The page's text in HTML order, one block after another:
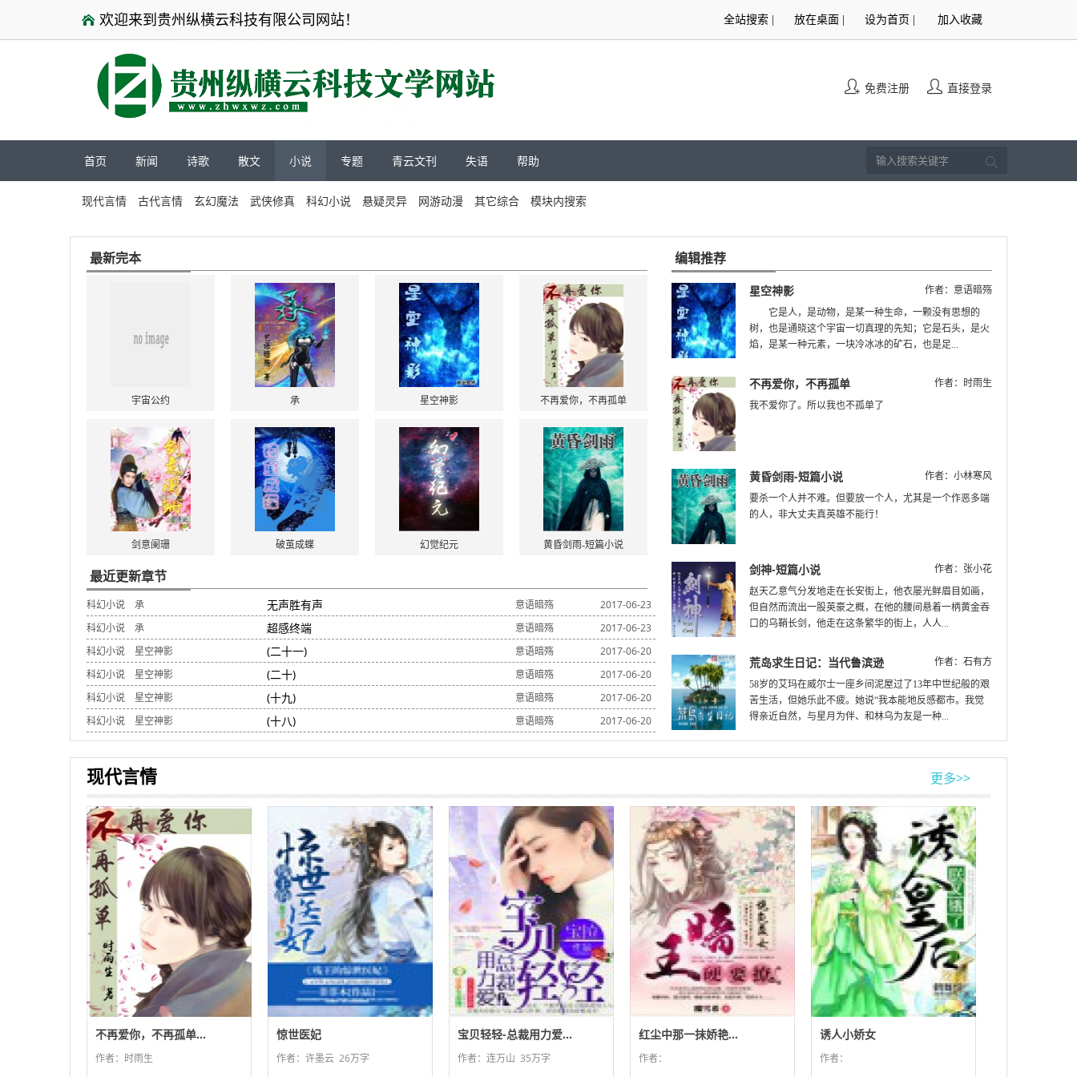
欢迎来到贵州纵横云科技有限公司网站！ 加入收藏
设为首页
放在桌面
全站搜索|
免费注册 直接登录
首页 新闻 诗歌 散文 小说 专题 青云文刊 失语 帮助
现代言情 古代言情 玄幻魔法 武侠修真 科幻小说 悬疑灵异 网游动漫 其它综合 模块内搜索
最新完本
宇宙公约 承 星空神影 不再爱你，不再孤单
剑意阑珊 破茧成蝶 幻觉纪元 黄昏剑雨-短篇小说
最近更新章节
科幻小说 承 无声胜有声 意语暗殇
2017-06-23
科幻小说
承 超感终端 意语暗殇
2017-06-23
科幻小说
星空神影 (二十一) 意语暗殇
2017-06-20
科幻小说
星空神影 (二十) 意语暗殇
2017-06-20
科幻小说
星空神影 (十九) 意语暗殇
2017-06-20
科幻小说
星空神影 (十八) 意语暗殇 2017-06-20
编辑推荐
星空神影 作者：意语暗殇
它是人，是动物，是某一种生命，一颗没有思想的
树，也是通晓这个宇宙一切真理的先知；它是石头，是火
焰，是某一种元素，一块冷冰冰的矿石，也是足...
不再爱你，不再孤单 作者：时雨生
我不爱你了。所以我也不孤单了
黄昏剑雨-短篇小说 作者：小林寒风
要杀一个人并不难。但要放一个人，尤其是一个作恶多端
的人，非大丈夫真英雄不能行！
剑神-短篇小说 作者：张小花
赵天乙意气分发地走在长安街上，他衣屡光鲜眉目如画，
但自然而流出一股英豪之概，在他的腰间悬着一柄黄金吞
口的乌鞘长剑，他走在这条繁华的街上，人人...
荒岛求生日记：当代鲁滨逊 作者：石有方
58岁的艾玛在威尔士一座乡间泥屋过了13年中世纪般的艰
苦生活，但她乐此不疲。她说“我本能地反感都市。我觉
得亲近自然，与星月为伴、和林乌为友是一种...
更多>>
现代言情
不再爱你，不再孤单...
作者：时雨生
惊世医妃
作者：许墨云 26万字
宝贝轻轻-总裁用力爱...
作者：连万山 35万字
红尘中那一抹娇艳...
作者：
诱人小娇女
作者：